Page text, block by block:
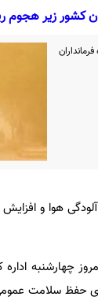
کشور زیر هجوم
هوا و
چهارشنبه
حفظ سلامت